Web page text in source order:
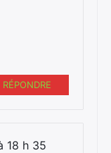
RÉPONDRE
18 h 35